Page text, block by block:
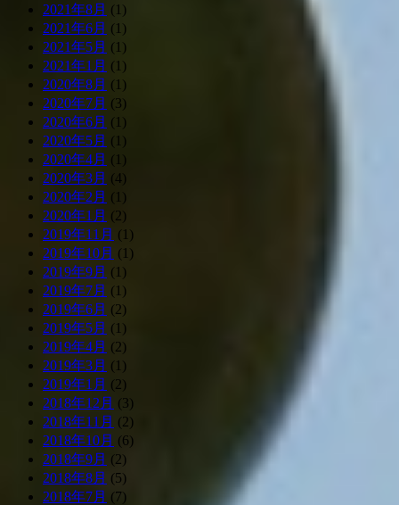
2021年8月 (1)
2021年6月 (1)
2021年5月 (1)
2021年1月 (1)
2020年8月 (1)
2020年7月 (3)
2020年6月 (1)
2020年5月 (1)
2020年4月 (1)
2020年3月 (4)
2020年2月 (1)
2020年1月 (2)
2019年11月 (1)
2019年10月 (1)
2019年9月 (1)
2019年7月 (1)
2019年6月 (2)
2019年5月 (1)
2019年4月 (2)
2019年3月 (1)
2019年1月 (2)
2018年12月 (3)
2018年11月 (2)
2018年10月 (6)
2018年9月 (2)
2018年8月 (5)
2018年7月 (7)